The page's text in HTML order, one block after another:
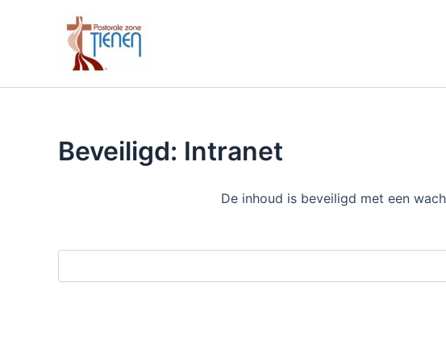
Beveiligd: Intranet
De inhoud is beveiligd met een